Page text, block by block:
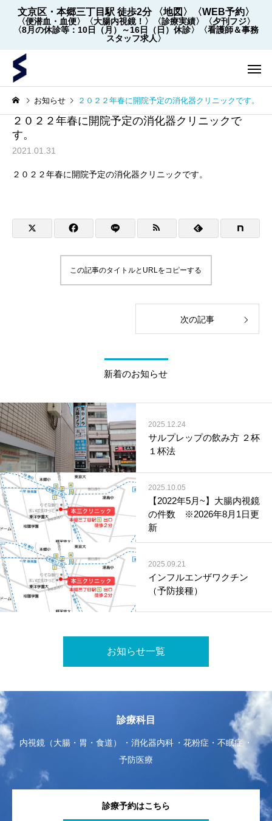
文京区・本郷三丁目駅 徒歩2分 〈地図〉 〈WEB予約〉
〈便潜血・血便〉 〈大腸内視鏡！〉 〈診療実績〉
〈夕刊フジ〉
〈8月の休診等：10日（月）～16日（日）休診〉
〈看護師＆事務
スタッフ求人〉
【2022年5月～】大腸内視
大腸内視鏡の下剤を院
お知らせ ２０２２年春に開院予定の消化器クリニックです。
２０２２年春に開院予定の消化器クリニックで
す。
2021.01.31
２０２２年春に開院予定の消化器クリニックです。
この記事のタイトルとURLをコピーする
次の記事
新着のお知らせ
2025.12.24
サルプレップの飲み方 ２杯
１杯法
2025.10.05
【2022年5月~】大腸内視鏡
の件数 ※2026年8月1日更
新
2025.09.21
インフルエンザワクチン
（予防接種）
お知らせ一覧
診療科目
内視鏡（大腸・胃・食道） 消化器内科
花粉症・不眠症
予防医療
診療予約はこちら